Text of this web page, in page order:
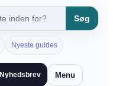
Søg
Nyeste guides
Nyhedsbrev Menu